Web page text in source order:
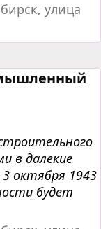
улица
в далекие
октября 1943
будет